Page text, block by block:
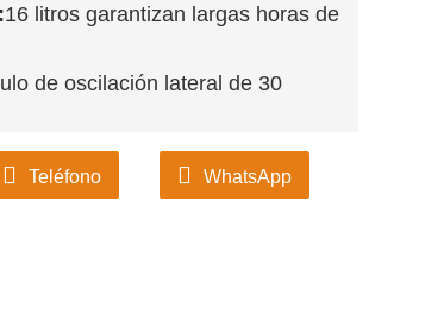
16 litros garantizan largas horas de
de oscilación lateral de 30
Teléfono WhatsApp